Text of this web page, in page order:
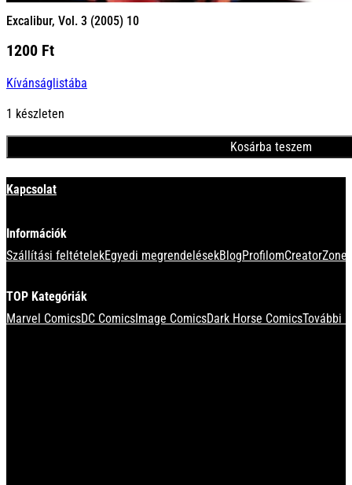
Excalibur, Vol. 3 (2005) 10
1200 Ft
Kívánságlistába
1 készleten
Kosárba teszem
Kapcsolat
Információk
Szállítási feltételekEgyedi megrendelésekBlogProfilom
TOP Kategóriák
Marvel ComicsDC ComicsImage ComicsDark Horse ComicsTovábbi